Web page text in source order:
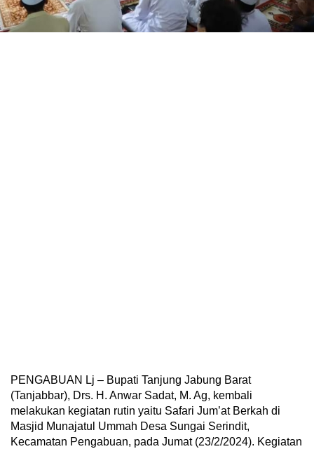
PENGABUAN Lj – Bupati Tanjung Jabung Barat
(Tanjabbar), Drs. H. Anwar Sadat, M. Ag, kembali
melakukan kegiatan rutin yaitu Safari Jum’at Berkah di
Masjid Munajatul Ummah Desa Sungai Serindit,
Kecamatan Pengabuan, pada Jumat (23/2/2024). Kegiatan